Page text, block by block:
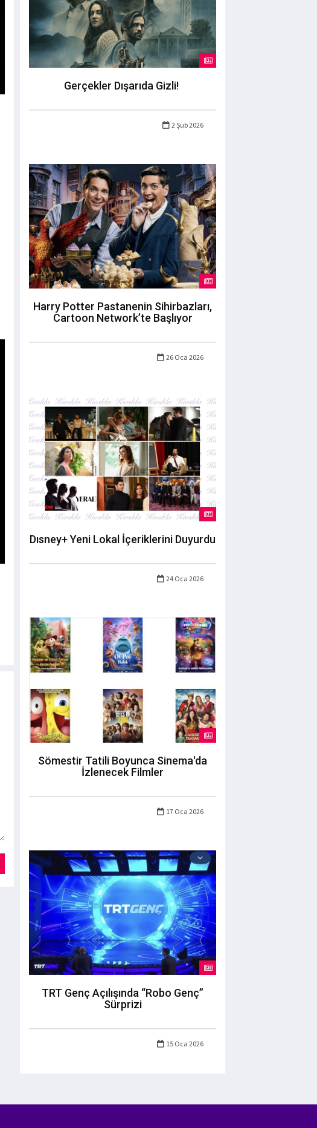
Gerçekler Dışarıda Gizli!
2 Şub 2026
Harry Potter Pastanenin Sihirbazları,
Cartoon Network’te Başlıyor
26 Oca 2026
Dısney+ Yeni Lokal İçeriklerini Duyurdu
24 Oca 2026
Sömestir Tatili Boyunca Sinema'da
İzlenecek Filmler
17 Oca 2026
TRT Genç Açılışında “Robo Genç”
Sürprizi
15 Oca 2026